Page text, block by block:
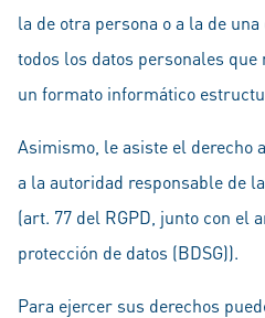
la de otra persona o a la de
todos los datos personales que
un formato informático
Asimismo, le asiste el derecho
a la autoridad responsable de
(art. 77 del RGPD, junto con el
protección de datos (BDSG)).
Para ejercer sus derechos